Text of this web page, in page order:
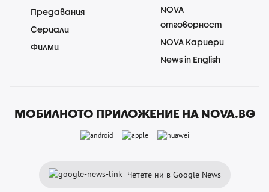
Предавания
Сериали
Филми
NOVA
отговорност
NOVA Кариери
News in English
МОБИЛНОТО ПРИЛОЖЕНИЕ НА NOVA.BG
Четете ни в Google News